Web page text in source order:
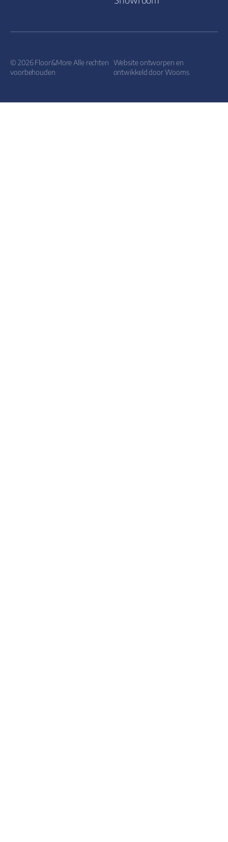
© 2026 Floor&More Alle rechten
voorbehouden
Website ontworpen en
ontwikkeld doorWooms